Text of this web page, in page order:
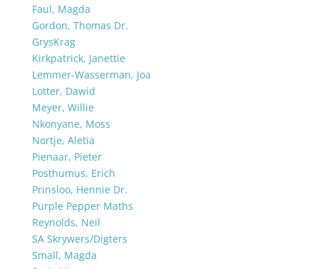
Faul, Magda
Gordon, Thomas Dr.
GrysKrag
Kirkpatrick, Janettie
Lemmer-Wasserman, Joa
Lotter, Dawid
Meyer, Willie
Nkonyane, Moss
Nortje, Aletia
Pienaar, Pieter
Posthumus, Erich
Prinsloo, Hennie Dr.
Purple Pepper Maths
Reynolds, Neil
SA Skrywers/Digters
Small, Magda